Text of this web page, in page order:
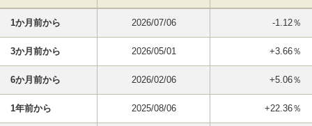
1か月前から 2026/07/06 -1.12％
3か月前から 2026/05/01 +3.66％
6か月前から 2026/02/06 +5.06％
1年前から 2025/08/06 +22.36％